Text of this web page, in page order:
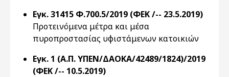
Εγκ. 31415 Φ.700.5/2019 (ΦΕΚ /-- 23.5.2019)
Προτεινόμενα μέτρα και μέσα
πυροπροστασίας υφιστάμενων κατοικιών
Εγκ. 1 (Α.Π. ΥΠΕΝ/ΔΑΟΚΑ/42489/1824)/2019
(ΦΕΚ /-- 10.5.2019)